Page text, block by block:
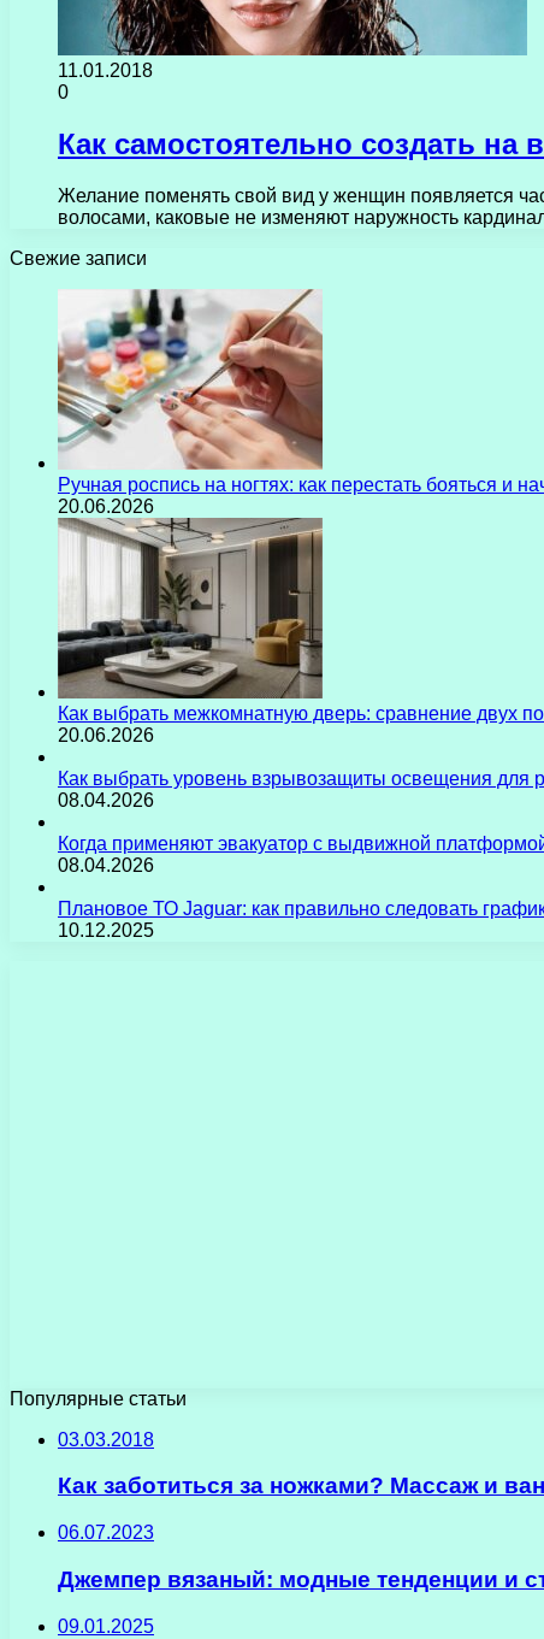
11.01.2018
0
Как самостоятельно создать
Желание поменять свой вид у женщин появляется
волосами, каковые не изменяют наружность
Свежие записи
Ручная роспись на ногтях: как перестать бояться и
20.06.2026
Как выбрать межкомнатную дверь: сравнение двух
20.06.2026
Как выбрать уровень взрывозащиты освещения для
08.04.2026
Когда применяют эвакуатор с выдвижной
08.04.2026
Плановое ТО Jaguar: как правильно следовать
10.12.2025
Популярные статьи
03.03.2018
Как заботиться за ножками? Массаж и
06.07.2023
Джемпер вязаный: модные тенденции и
09.01.2025